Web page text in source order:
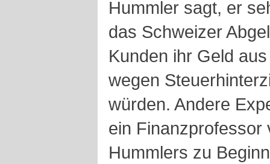
Hummler sagt, er
das Schweizer
Kunden ihr Geld
wegen
würden. Andere
ein Finanzprofessor
Hummlers zu